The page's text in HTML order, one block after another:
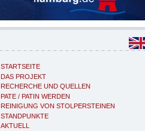
STARTSEITE
DAS PROJEKT
RECHERCHE UND QUELLEN
PATE / PATIN WERDEN
REINIGUNG VON STOLPERSTEINEN
STANDPUNKTE
AKTUELL